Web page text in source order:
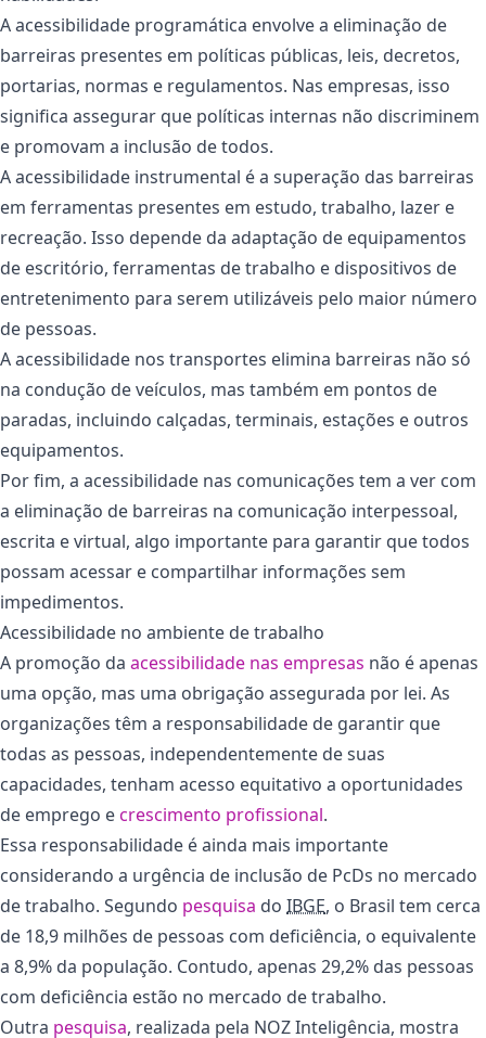
A acessibilidade programática envolve a eliminação de
barreiras presentes em políticas públicas, leis, decretos,
portarias, normas e regulamentos. Nas empresas, isso
significa assegurar que políticas internas não discriminem
e promovam a inclusão de todos.
A acessibilidade instrumental é a superação das barreiras
em ferramentas presentes em estudo, trabalho, lazer e
recreação. Isso depende da adaptação de equipamentos
de escritório, ferramentas de trabalho e dispositivos de
entretenimento para serem utilizáveis pelo maior número
de pessoas.
A acessibilidade nos transportes elimina barreiras não só
na condução de veículos, mas também em pontos de
paradas, incluindo calçadas, terminais, estações e outros
equipamentos.
Por fim, a acessibilidade nas comunicações tem a ver com
a eliminação de barreiras na comunicação interpessoal,
escrita e virtual, algo importante para garantir que todos
possam acessar e compartilhar informações sem
impedimentos.
Acessibilidade no ambiente de trabalho
A promoção da acessibilidade nas empresas não é apenas
uma opção, mas uma obrigação assegurada por lei. As
organizações têm a responsabilidade de garantir que
todas as pessoas, independentemente de suas
capacidades, tenham acesso equitativo a oportunidades
de emprego ecrescimento profissional.
Essa responsabilidade é ainda mais importante
considerando a urgência de inclusão de PcDs no mercado
de trabalho. Segundo pesquisa do IBGE, o Brasil tem cerca
de 18,9 milhões de pessoas com deficiência, o equivalente
a 8,9% da população. Contudo, apenas 29,2% das pessoas
com deficiência estão no mercado de trabalho.
Outra pesquisa, realizada pela NOZ Inteligência, mostra